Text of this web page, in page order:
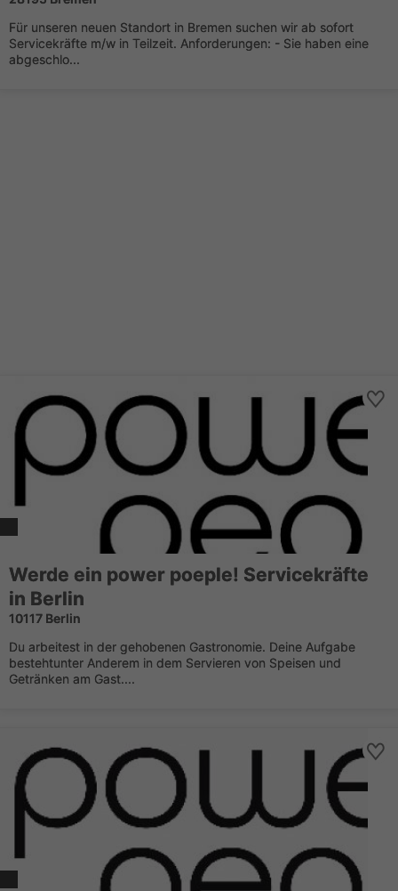
Für unseren neuen Standort in Bremen suchen wir ab sofort
Servicekräfte m/w in Teilzeit. Anforderungen: - Sie haben eine
abgeschlo...
Werde ein power poeple! Servicekräfte
in Berlin
10117 Berlin
Du arbeitest in der gehobenen Gastronomie. Deine Aufgabe
bestehtunter Anderem in dem Servieren von Speisen und
Getränken am Gast....